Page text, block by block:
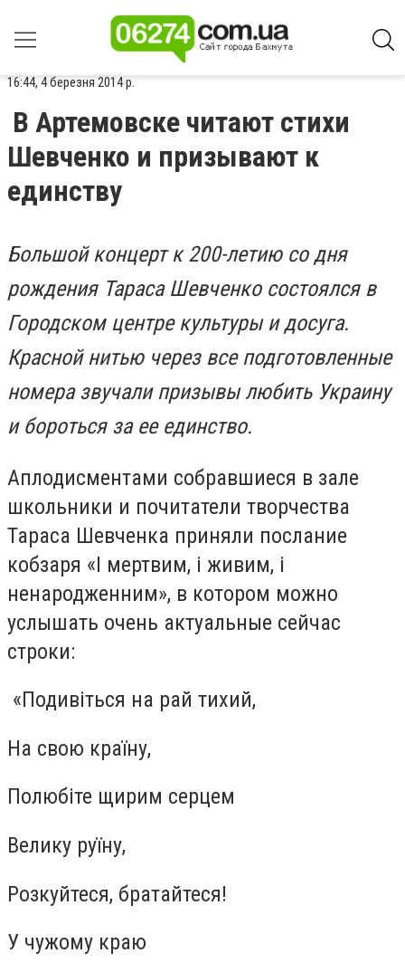
16:44, 4 березня 2014 р.
В Артемовске читают стихи
Шевченко и призывают к
единству
Большой концерт к 200-летию со дня
рождения Тараса Шевченко состоялся в
Городском центре культуры и досуга.
Красной нитью через все подготовленные
номера звучали призывы любить Украину
и бороться за ее единство.
Аплодисментами собравшиеся в зале
школьники и почитатели творчества
Тараса Шевченка приняли послание
кобзаря «І мертвим, і живим, і
ненародженним», в котором можно
услышать очень актуальные сейчас
строки:
«Подивіться на рай тихий,
На свою країну,
Полюбіте щирим серцем
Велику руїну,
Розкуйтеся, братайтеся!
У чужому краю